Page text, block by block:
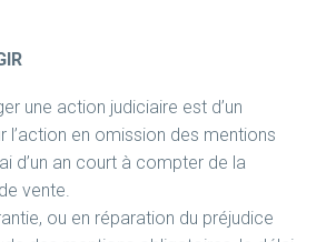
une action judiciaire est d’un
l’action en omission des mentions
d’un an court à compter de la
vente.
ou en réparation du préjudice